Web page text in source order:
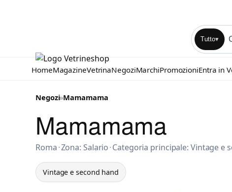
Tutto▾
HomeMagazineVetrinaNegoziMarchiPromozioniEntra in
Negozi»Mamamama
Mamamama
Vintage e second hand a Roma
Roma·Zona: Salario·Categoria principale: Vintage e
Vintage e second hand